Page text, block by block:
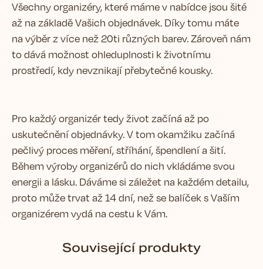
Všechny organizéry, které máme v nabídce jsou šité
až na základě Vašich objednávek. Díky tomu máte
na výběr z více než 20ti různých barev. Zároveň nám
to dává možnost ohleduplnosti k životnímu
prostředí, kdy nevznikají přebytečné kousky.
Pro každý organizér tedy život začíná až po
uskutečnění objednávky. V tom okamžiku začíná
pečlivý proces měření, stříhání, špendlení a šití.
Během výroby organizérů do nich vkládáme svou
energii a lásku. Dáváme si záležet na každém detailu,
proto může trvat až 14 dní, než se balíček s Vaším
organizérem vydá na cestu k Vám.
Související produkty